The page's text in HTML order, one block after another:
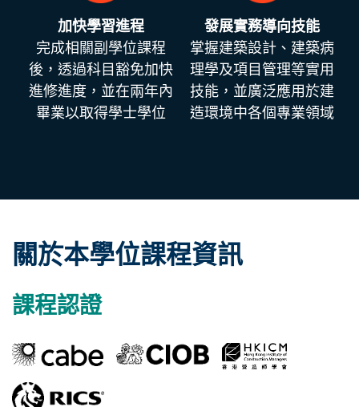
加快學習進程
完成相關副學位課程
後，透過科目豁免加快
進修進度，並在兩年內
畢業以取得學士學位
發展實務導向技能
掌握建築設計、建築病
理學及項目管理等實用
技能，並廣泛應用於建
造環境中各個專業領域
關於本學位課程資訊
課程認證